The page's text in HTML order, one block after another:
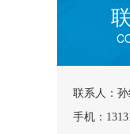
联系人：孙
手机：